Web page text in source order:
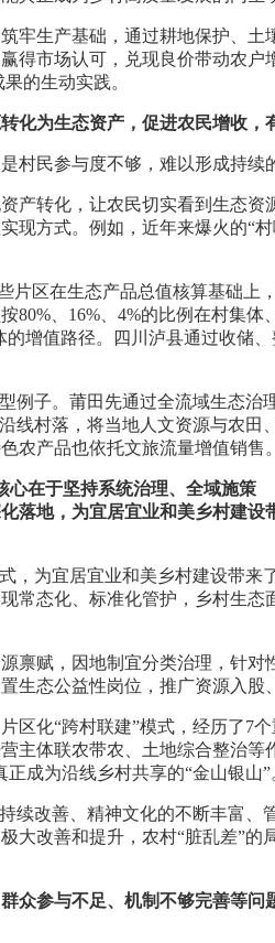
生产基础，通过耕地保护、
市场认可，兑现良价带动农
的生动实践。
化为生态资产，促进农民增收，
村民参与度不够，难以形成持续
转化，让农民切实看到生态
方式。例如，近年来爆火的“
区在生态产品总值核算基础
、16%、4%的比例在村集
增值路径。四川泸县通过收储
子。莆田先通过全流域生态
村落，将当地人文资源与农
农产品也依托文旅流量增值销售。
心在于坚持系统治理、全域施策
地，为宜居宜业和美乡村建
为宜居宜业和美乡村建设带
态化、标准化管护，乡村生
赋，因地制宜分类治理，针
态公益性岗位，推广资源入股
化“跨村联建”模式，经历了7
体联农带农、土地综合整治
成为沿线乡村共享的“金山银山”
改善、精神文化的不断丰富、
改善和提升，农村“脏乱差”
参与不足、机制不够完善等